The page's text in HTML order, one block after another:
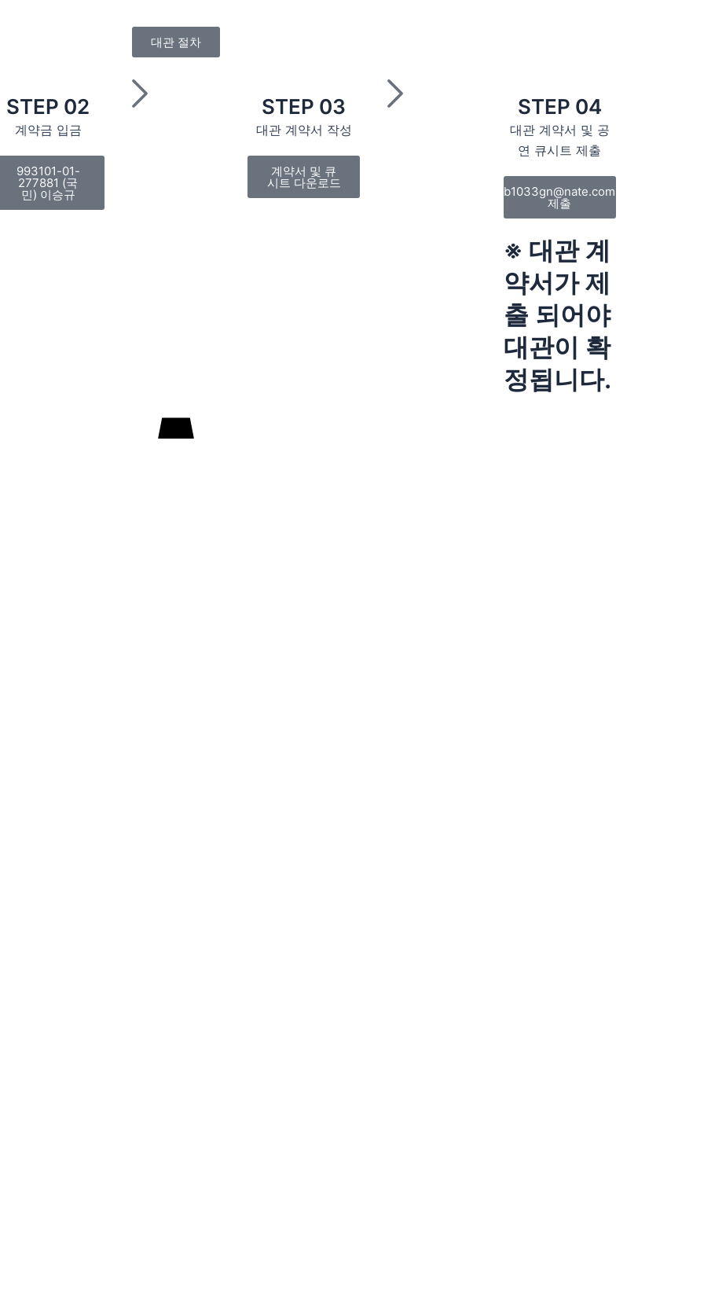
대관 절차
STEP 02
계약금 입금
993101-01-
277881 (국
민) 이승규
STEP 03
대관 계약서 작성
계약서 및 큐
시트 다운로드
STEP 04
대관 계약서 및 공
연 큐시트 제출
b1033gn@nate.com
제출
※ 대관 계
약서가 제
출 되어야
대관이 확
정됩니다.